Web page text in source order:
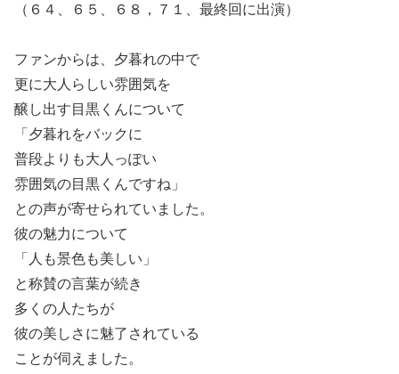
（６４、６５、６８，７１、最終回に出演）
ファンからは、夕暮れの中で
更に大人らしい雰囲気を
醸し出す目黒くんについて
「夕暮れをバックに
普段よりも大人っぽい
雰囲気の目黒くんですね」
との声が寄せられていました。
彼の魅力について
「人も景色も美しい」
と称賛の言葉が続き
多くの人たちが
彼の美しさに魅了されている
ことが伺えました。